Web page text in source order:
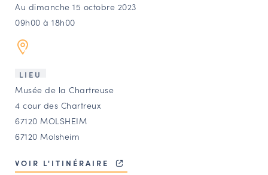
Agenda
Annuaire
Ressources
OFFRES D’EMPLOI ET DE STAGE
BOURSE D’ÉCHANGE
OUTILS EN LIGNE
CARTES DES NAUDIN
Au dimanche 15 octobre 2023
09h00 à 18h00
LIEU
Musée de la Chartreuse
4 cour des Chartreux
67120 MOLSHEIM
67120 Molsheim
VOIR L'ITINÉRAIRE